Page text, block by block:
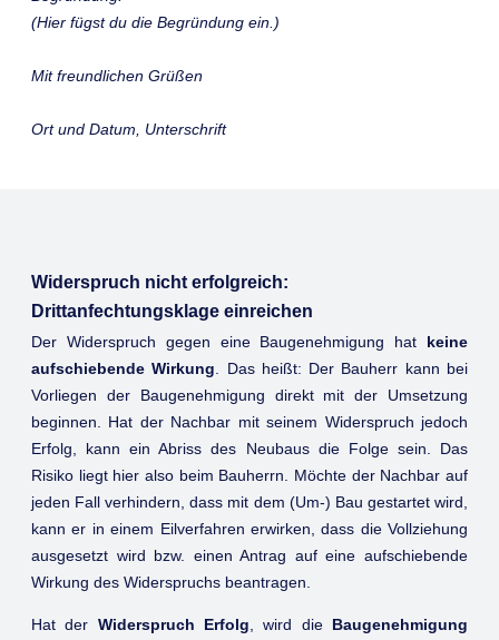
(Hier fügst du die Begründung ein.)
Mit freundlichen Grüßen
Ort und Datum, Unterschrift
Widerspruch nicht erfolgreich:
Drittanfechtungsklage einreichen
Der Widerspruch gegen eine Baugenehmigung hat keine
aufschiebende Wirkung . Das heißt: Der Bauherr kann bei
Vorliegen der Baugenehmigung direkt mit der Umsetzung
beginnen. Hat der Nachbar mit seinem Widerspruch jedoch
Erfolg, kann ein Abriss des Neubaus die Folge sein. Das
Risiko liegt hier also beim Bauherrn. Möchte der Nachbar auf
jeden Fall verhindern, dass mit dem (Um-) Bau gestartet wird,
kann er in einem Eilverfahren erwirken, dass die Vollziehung
ausgesetzt wird bzw. einen Antrag auf eine aufschiebende
Wirkung des Widerspruchs beantragen.
Hat der Widerspruch Erfolg , wird die Baugenehmigung